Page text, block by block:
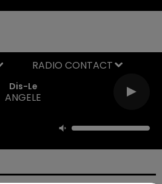
Dis-Le
ANGELE
RADIO CONTACT